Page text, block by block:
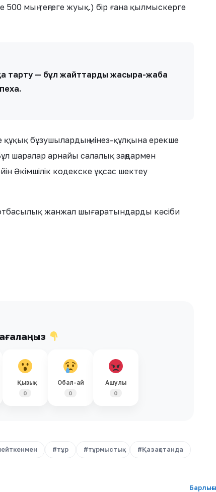
мың теңгеге жуық.) бір ғана қылмыскерге
тарту — бұл жайттарды жасыра-жаба
құқық бұзушылардың мінез-құлқына ерекше
шаралар арнайы салалық заңдармен
Әкімшілік кодекске ұқсас шектеу
жанжал шығаратындарды кәсіби
Қызық
0
Обал-ай
0
Ашулы
0
#тұр #тұрмыстық #Қазақстанда